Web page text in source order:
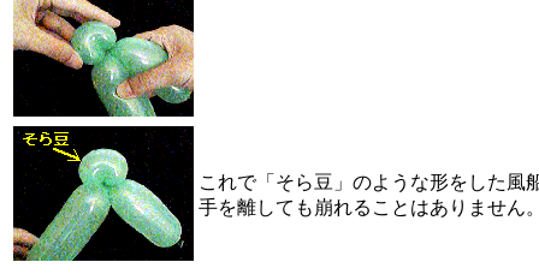
これで「そら豆」のような形をした風
手を離しても崩れることはありません